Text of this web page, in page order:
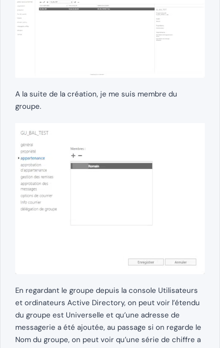
A la suite de la création, je me suis membre du
groupe.
En regardant le groupe depuis la console Utilisateurs
et ordinateurs Active Directory, on peut voir l’étendu
du groupe est Universelle et qu’une adresse de
messagerie a été ajoutée, au passage si on regarde le
Nom du groupe, on peut voir qu’une série de chiffre a